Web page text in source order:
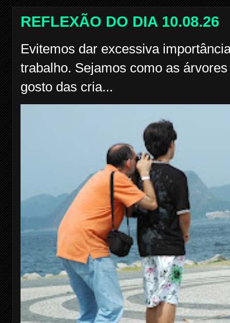
REFLEXÃO DO DIA 10.08.26
Evitemos dar excessiva
trabalho. Sejamos como as
gosto das cria...